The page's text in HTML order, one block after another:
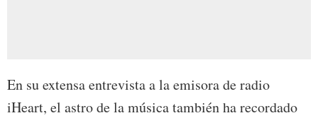
En su extensa entrevista a la emisora de radio
iHeart, el astro de la música también ha recordado